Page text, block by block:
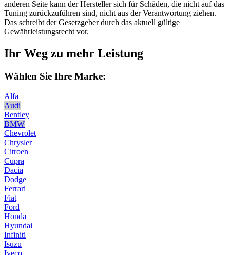
anderen Seite kann der Hersteller sich für Schäden, die nicht auf das
Tuning zurückzuführen sind, nicht aus der Verantwortung ziehen.
Das schreibt der Gesetzgeber durch das aktuell gültige
Gewährleistungsrecht vor.
Ihr Weg zu mehr Leistung
Wählen Sie Ihre Marke:
Alfa
Audi
Bentley
BMW
Chevrolet
Chrysler
Citroen
Cupra
Dacia
Dodge
Ferrari
Fiat
Ford
Honda
Hyundai
Infiniti
Isuzu
Iveco